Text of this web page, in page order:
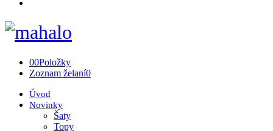
00Položky
Zoznam želaní0
Úvod
Novinky
Šaty
Topy